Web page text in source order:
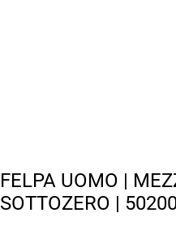
FELPA UOMO |
SOTTOZERO |